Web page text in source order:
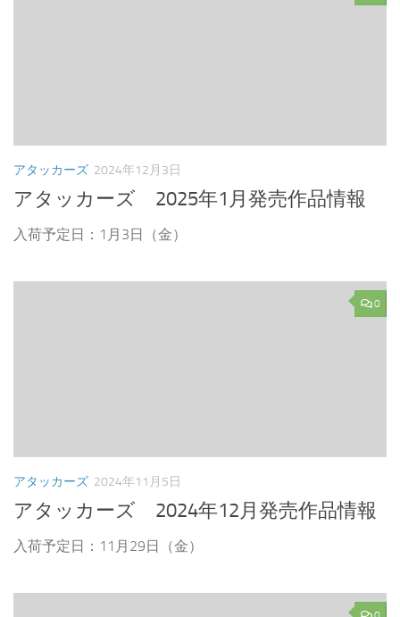
アタッカーズ 2024年12月3日
アタッカーズ 2025年1月発売作品情報
入荷予定日：1月3日（金）
0
アタッカーズ 2024年11月5日
アタッカーズ 2024年12月発売作品情報
入荷予定日：11月29日（金）